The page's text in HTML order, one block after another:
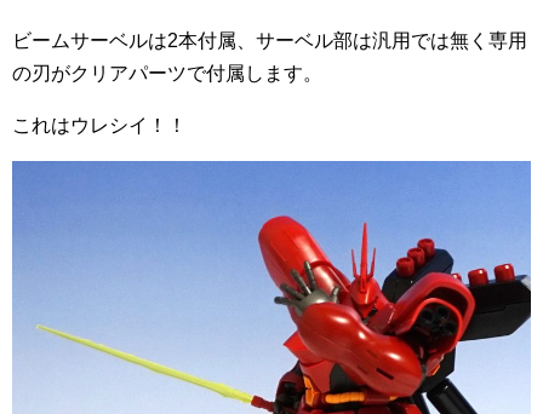
ビームサーベルは2本付属、サーベル部は汎用では無く専用
の刃がクリアパーツで付属します。
これはウレシイ！！